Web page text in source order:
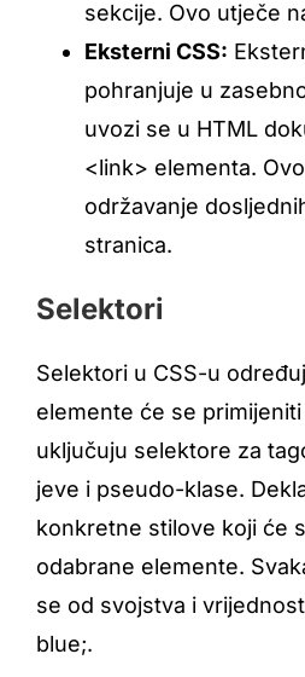
sekcije. Ovo utječe
Eksterni CSS:
pohranjuje u
uvozi se u HTML
<link> elementa.
održavanje
stranica.
Selektori
Selektori u CSS-u
elemente će se
uključuju selektore za
jeve i pseudo-klase.
konkretne stilove koji će
odabrane elemente.
se od svojstva i
blue;.